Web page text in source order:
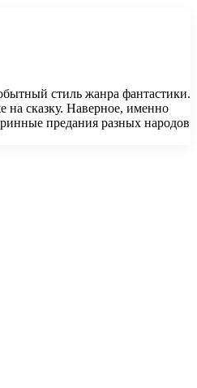
стиль жанра фантастики.
на сказку. Наверное, именно
предания разных народов